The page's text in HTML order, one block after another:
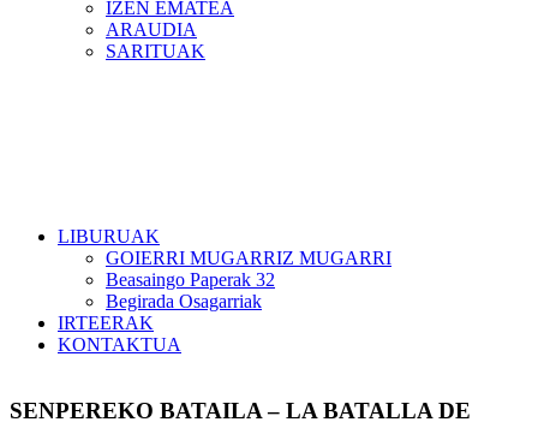
IZEN EMATEA
ARAUDIA
SARITUAK
LIBURUAK
GOIERRI MUGARRIZ MUGARRI
Beasaingo Paperak 32
Begirada Osagarriak
IRTEERAK
KONTAKTUA
SENPEREKO BATAILA – LA BATALLA DE